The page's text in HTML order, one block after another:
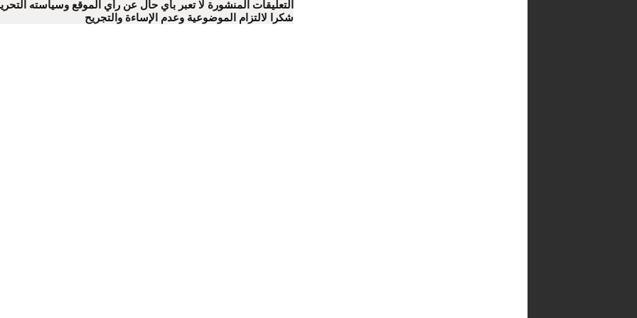
التعليقات المنشورة لا تعبر بأي حال عن رأي الموقع وسياسته
شكرا لالتزام الموضوعية وعدم الإساءة والتجريح